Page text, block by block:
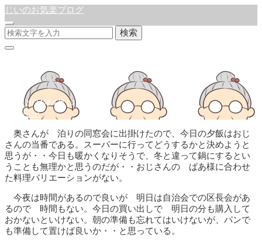
じいのお気楽ブログ
検索
公開:2024年4月14日
徒然日記
奥さんが 泊りの同窓会に出掛けたので、今日の夕飯はおじ
さんの当番である。スーパーに行ってどうするかと決めようと
思うが・・今日も暖かくなりそうで、冬と違って鍋にするとい
うことも無理かと思うのだが・・おじさんの ばあ様に合わせ
た料理バリエーションがない。
今夜は時間があるので良いが 明日は自治会での区長会があ
るので 時間もない。今日の買い出しで 明日の分も購入して
おかないといけない。朝の準備も忘れてはいけないが、パンで
も準備して置けば良いか・・と思っている。